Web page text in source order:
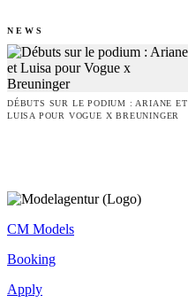
NEWS
DÉBUTS SUR LE PODIUM : ARIANE ET
LUISA POUR VOGUE X BREUNINGER
CM Models
Booking
Apply